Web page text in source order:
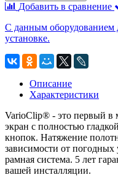
Добавить в сравнение
С данным оборудованием
установке.
Описание
Характеристики
VarioClip® - это первый
экран с полностью
кнопок. Натяжение
зависимости от
рамная система. 5 лет
вашей инсталляции.